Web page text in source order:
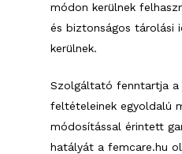
módon kerülnek
és biztonságos tárolási
kerülnek.
Szolgáltató fenntartja a
feltételeinek egyoldalú
módosítással érintett
hatályát a femcare.hu